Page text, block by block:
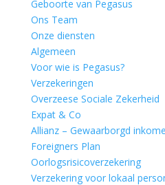
Geboorte van Pegasus
Ons Team
Onze diensten
Algemeen
Voor wie is Pegasus?
Verzekeringen
Overzeese Sociale Zekerheid
Expat & Co
Allianz – Gewaarborgd
Foreigners Plan
Oorlogsrisicoverzekering
Verzekering voor lokaal